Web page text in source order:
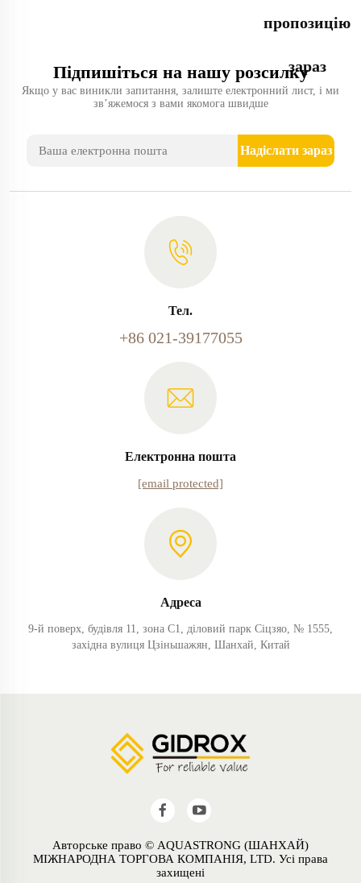
пропозицію
зараз
Підпишіться на нашу розсилку
Якщо у вас виникли запитання, залиште електронний лист, і ми
зв’яжемося з вами якомога швидше
Надіслати зараз
Тел.
+86 021-39177055
Електронна пошта
[email protected]
Адреса
9-й поверх, будівля 11, зона C1, діловий парк Сіцзяо, № 1555,
західна вулиця Цзіньшажян, Шанхай, Китай
Авторське право © AQUASTRONG (ШАНХАЙ)
МІЖНАРОДНА ТОРГОВА КОМПАНІЯ, LTD. Усі права
захищені